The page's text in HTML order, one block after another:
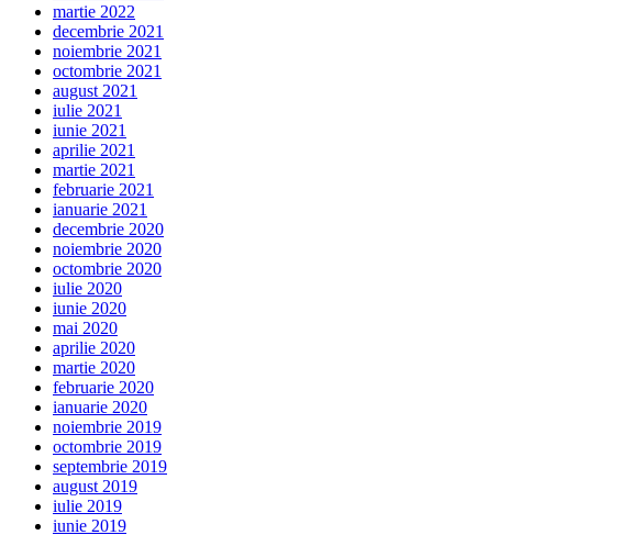
martie 2022
decembrie 2021
noiembrie 2021
octombrie 2021
august 2021
iulie 2021
iunie 2021
aprilie 2021
martie 2021
februarie 2021
ianuarie 2021
decembrie 2020
noiembrie 2020
octombrie 2020
iulie 2020
iunie 2020
mai 2020
aprilie 2020
martie 2020
februarie 2020
ianuarie 2020
noiembrie 2019
octombrie 2019
septembrie 2019
august 2019
iulie 2019
iunie 2019